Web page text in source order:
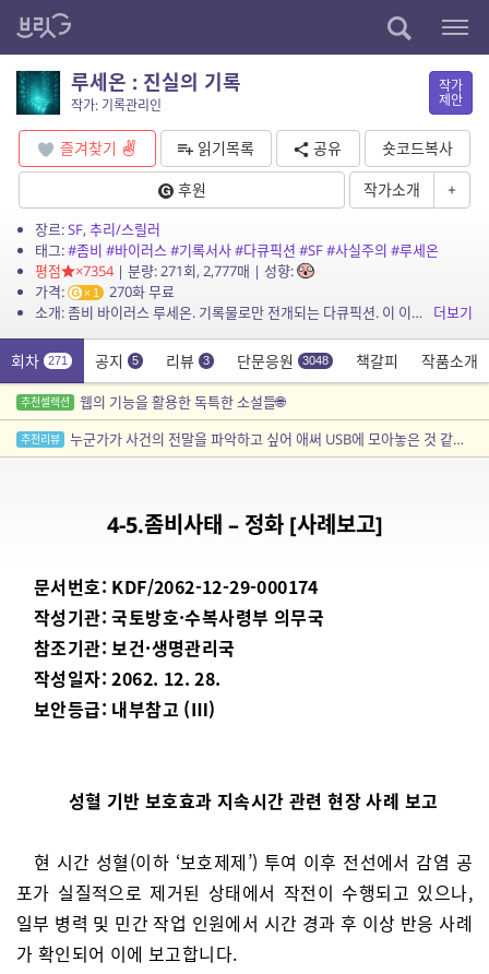
루세온 : 진실의 기록
작가: 기록관리인
작가
제안
즐겨찾기 읽기목록 공유
숏코드복사
후원
작가소개 +
장르:SF,추리/스릴러
태그:#좀비 #바이러스#기록서사#다큐픽션 #SF#사실주의 #루세온
평점
×7354| 분량: 271회, 2,777매 | 성향:
가격:
1
270화 무료
소개: 좀비 바이러스 루세온. 기록물로만 전개되는 다큐픽션. 이 이야기는 픽션이며 등장하는 인물, 단체, 사건은 실제와 어떠한 관련도 없음을 밝힙니다.
더보기
회차 271 공지 5 리뷰 3 단문응원 3048 책갈피 작품소개
추천셀렉션 웹의 기능을 활용한 독특한 소설들🌐
추천리뷰 누군가가 사건의 전말을 파악하고 싶어 애써 USB에 모아놓은 것 같은 기록
4-5.좀비사태 – 정화 [사례보고]
문서번호: KDF/2062-12-29-000174
작성기관: 국토방호·수복사령부 의무국
참조기관: 보건·생명관리국
작성일자: 2062. 12. 28.
보안등급: 내부참고 (Ⅲ)
성혈 기반 보호효과 지속시간 관련 현장 사례 보고
현 시간 성혈(이하 ‘보호제제’) 투여 이후 전선에서 감염 공
포가 실질적으로 제거된 상태에서 작전이 수행되고 있으나,
일부 병력 및 민간 작업 인원에서 시간 경과 후 이상 반응 사례
가 확인되어 이에 보고합니다.